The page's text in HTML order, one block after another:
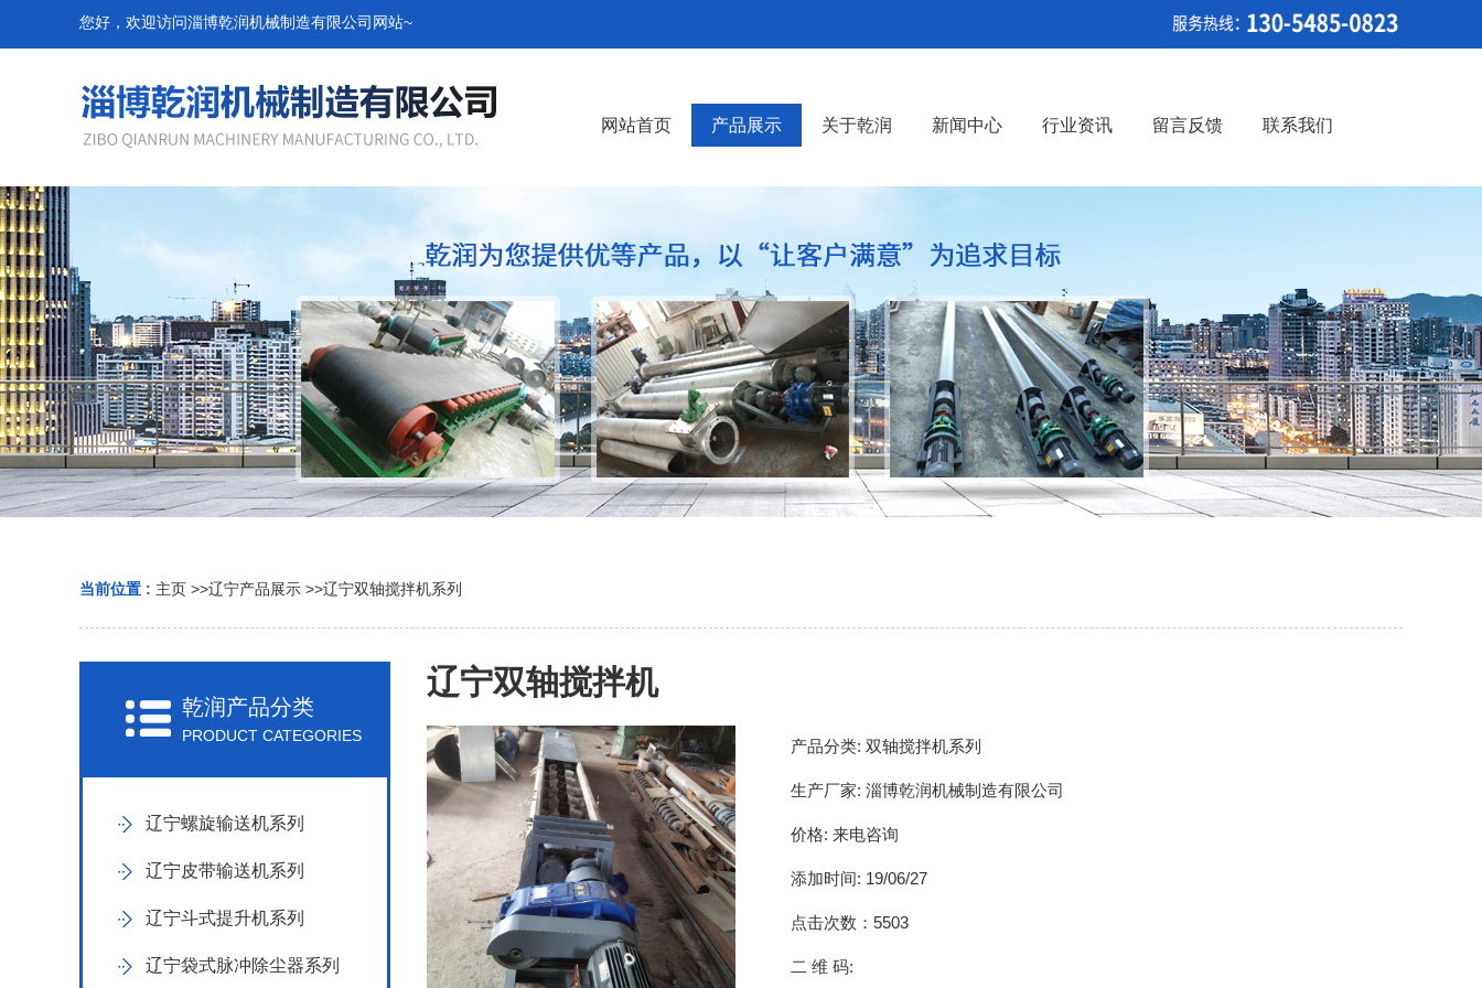
您好，欢迎访问淄博乾润机械制造有限公司网站~
网站首页 产品展示 关于乾润 新闻中心 行业资讯 留言反馈 联系我们
当前位置 : 主页 >>辽宁产品展示 >>辽宁双轴搅拌机系列
乾润产品分类
PRODUCT CATEGORIES
辽宁螺旋输送机系列
辽宁皮带输送机系列
辽宁斗式提升机系列
辽宁袋式脉冲除尘器系列
辽宁双轴搅拌机
产品分类: 双轴搅拌机系列
生产厂家: 淄博乾润机械制造有限公司
价格: 来电咨询
添加时间: 19/06/27
点击次数： 5503
二 维 码: